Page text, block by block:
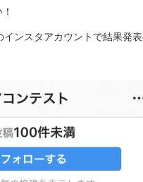
ンスタアカウントで結果発